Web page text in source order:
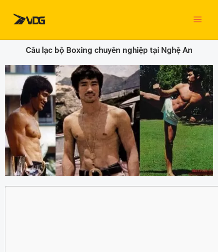
dung
Câu lạc bộ Boxing chuyên nghiệp tại Nghệ An